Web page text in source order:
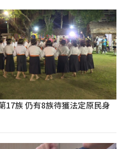
17族 仍有8族待獲法定原民身